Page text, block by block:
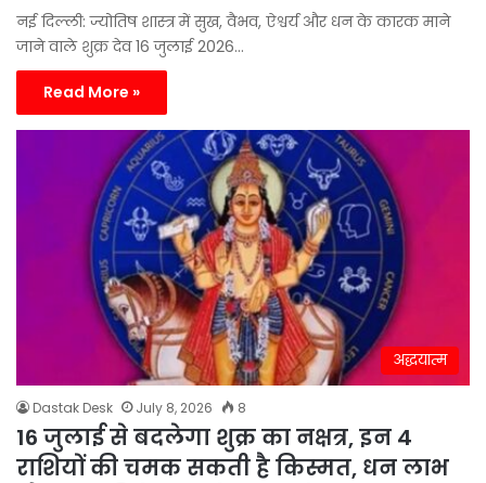
नई दिल्ली: ज्योतिष शास्त्र में सुख, वैभव, ऐश्वर्य और धन के कारक माने
जाने वाले शुक्र देव 16 जुलाई 2026…
Read More »
अद्धयात्म
Dastak Desk July 8, 2026 8
16 जुलाई से बदलेगा शुक्र का नक्षत्र, इन 4
राशियों की चमक सकती है किस्मत, धन लाभ